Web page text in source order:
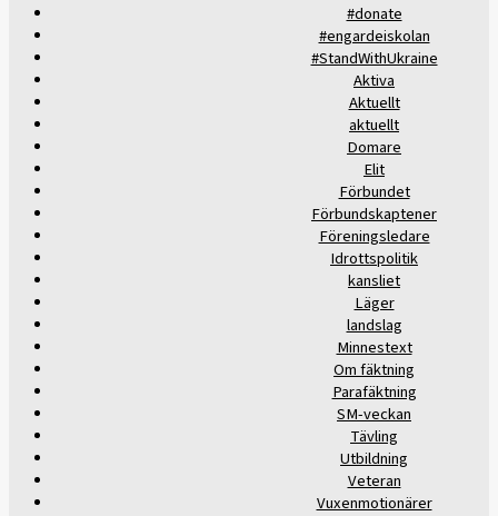
#donate
#engardeiskolan
#StandWithUkraine
Aktiva
Aktuellt
aktuellt
Domare
Elit
Förbundet
Förbundskaptener
Föreningsledare
Idrottspolitik
kansliet
Läger
landslag
Minnestext
Om fäktning
Parafäktning
SM-veckan
Tävling
Utbildning
Veteran
Vuxenmotionärer